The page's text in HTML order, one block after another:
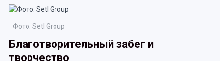
Фото: Setl Group
Благотворительный забег и
творчество